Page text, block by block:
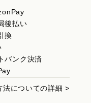
後払い
換
バンク決済
法についての詳細 >